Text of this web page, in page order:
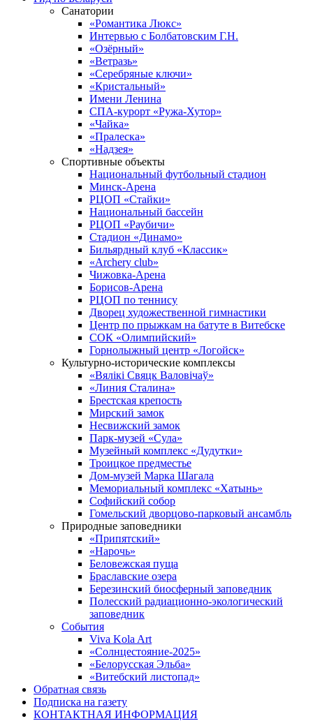
Санатории
«Романтика Люкс»
Интервью с Болбатовским Г.Н.
«Озёрный»
«Ветразь»
«Серебряные ключи»
«Кристальный»
Имени Ленина
СПА-курорт «Ружа-Хутор»
«Чайка»
«Пралеска»
«Надзея»
Спортивные объекты
Национальный футбольный стадион
Минск-Арена
РЦОП «Стайки»
Национальный бассейн
РЦОП «Раубичи»
Стадион «Динамо»
Бильярдный клуб «Классик»
«Archery club»
Чижовка-Арена
Борисов-Арена
РЦОП по теннису
Дворец художественной гимнастики
Центр по прыжкам на батуте в Витебске
СОК «Олимпийский»
Горнолыжный центр «Логойск»
Культурно-исторические комплексы
«Вялікі Свяцк Валовічаў»
«Линия Сталина»
Брестская крепость
Мирский замок
Несвижский замок
Парк-музей «Сула»
Музейный комплекс «Дудутки»
Троицкое предместье
Дом-музей Марка Шагала
Мемориальный комплекс «Хатынь»
Софийский собор
Гомельский дворцово-парковый ансамбль
Природные заповедники
«Припятский»
«Нарочь»
Беловежская пуща
Браславские озера
Березинский биосферный заповедник
Полесский радиационно-экологический
заповедник
События
Viva Kola Art
«Солнцестояние-2025»
«Белорусская Эльба»
«Витебский листопад»
Обратная связь
Подписка на газету
КОНТАКТНАЯ ИНФОРМАЦИЯ